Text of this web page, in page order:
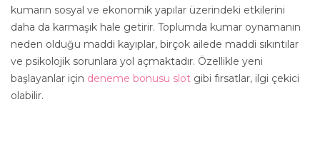
kumarın sosyal ve ekonomik yapılar üzerindeki etkilerini
daha da karmaşık hale getirir. Toplumda kumar oynamanın
neden olduğu maddi kayıplar, birçok ailede maddi sıkıntılar
ve psikolojik sorunlara yol açmaktadır. Özellikle yeni
başlayanlar için deneme bonusu slot gibi fırsatlar, ilgi çekici
olabilir.